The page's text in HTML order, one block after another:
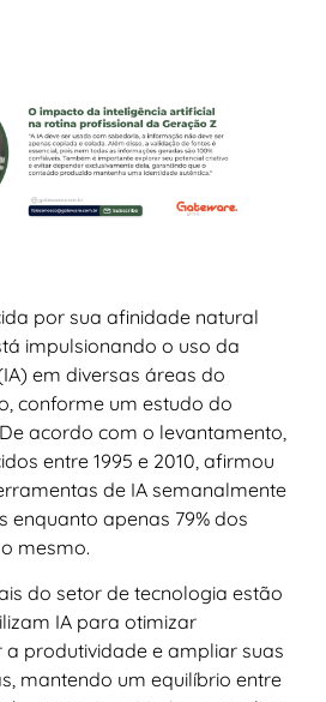
por sua afinidade natural
impulsionando o uso da
em diversas áreas do
conforme um estudo do
acordo com o levantamento,
entre 1995 e 2010, afirmou
de IA semanalmente
enquanto apenas 79% dos
mesmo.
do setor de tecnologia estão
IA para otimizar
a produtividade e ampliar suas
mantendo um equilíbrio entre